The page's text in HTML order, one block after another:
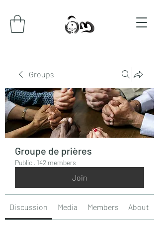
Groups
Groupe de prières
Public · 142 members
Join
Discussion Media Members About